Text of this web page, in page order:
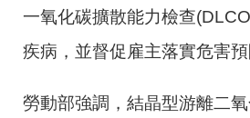
一氧化碳擴散能力檢查
疾病，並督促雇主落實危害預
勞動部強調，結晶型游離二